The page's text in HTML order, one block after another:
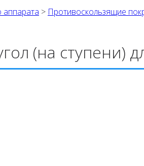
> Противоскользящие
(на ступени)